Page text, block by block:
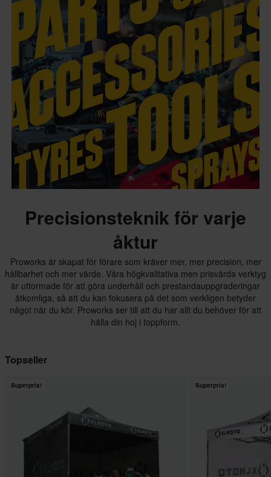
Precisionsteknik för varje
åktur
Proworks är skapat för förare som kräver mer, mer precision, mer
hållbarhet och mer värde. Våra högkvalitativa men prisvärda verktyg
är utformade för att göra underhåll och prestandauppgraderingar
åtkomliga, så att du kan fokusera på det som verkligen betyder
något när du kör. Proworks ser till att du har allt du behöver för att
hålla din hoj i toppform.
Topseller
Superpris! Superpris!